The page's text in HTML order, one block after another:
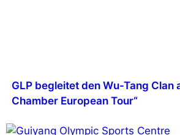
GLP begleitet den Wu-Tang Clan
Chamber European Tour“